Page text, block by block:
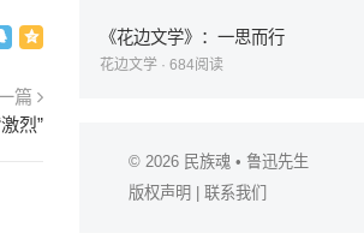
篇
烈”
《花边文学》：一思而行
花边文学 · 684阅读
© 2026 民族魂 • 鲁迅先生
版权声明
联系我们